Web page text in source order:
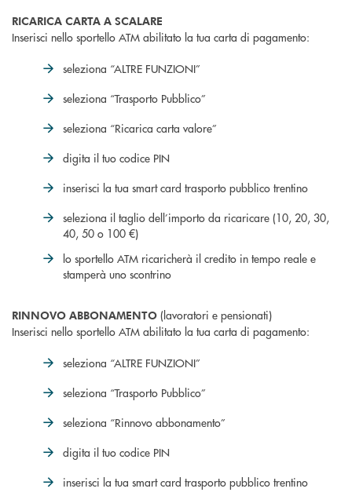
RICARICA CARTA A SCALARE
Inserisci nello sportello ATM abilitato la tua carta di pagamento:
seleziona “ALTRE FUNZIONI”
seleziona “Trasporto Pubblico”
seleziona “Ricarica carta valore”
digita il tuo codice PIN
inserisci la tua smart card trasporto pubblico trentino
seleziona il taglio dell’importo da ricaricare (10, 20, 30,
40, 50 o 100 €)
lo sportello ATM ricaricherà il credito in tempo reale e
stamperà uno scontrino
RINNOVO ABBONAMENTO (lavoratori e pensionati)
Inserisci nello sportello ATM abilitato la tua carta di pagamento:
seleziona “ALTRE FUNZIONI”
seleziona “Trasporto Pubblico”
seleziona “Rinnovo abbonamento”
digita il tuo codice PIN
inserisci la tua smart card trasporto pubblico trentino